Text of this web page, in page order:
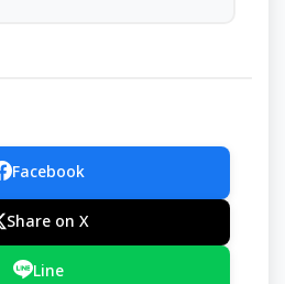
นธ์กองสวัสดิการสังคม
หลวง รัชกาลที่ 9
: กองคลัง
กองช่าง
: กองสวัสดิการสังคม
สารประชาสัมพันธ์
ดินและสิ่งปลูกสร้าง ภ.ด.ส.3
ดินฯ (ห้องชุด) ภ.ด.ส.4
Facebook
Share on X
Line